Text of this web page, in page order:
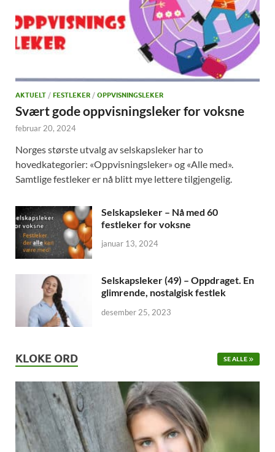
AKTUELT / FESTLEKER / OPPVISNINGSLEKER
Svært gode oppvisningsleker for voksne
februar 20, 2024
Norges største utvalg av selskapsleker har to
hovedkategorier: «Oppvisningsleker» og «Alle med».
Samtlige festleker er nå blitt mye lettere tilgjengelig.
Selskapsleker – Nå med 60
festleker for voksne
januar 13, 2024
Selskapsleker (49) – Oppdraget. En
glimrende, nostalgisk festlek
desember 25, 2023
KLOKE ORD SE ALLE